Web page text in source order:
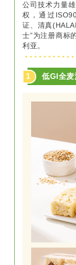
公司技术力量
权，通过
证、清真
士”为注册商标
利亚。
1 低GI全麦